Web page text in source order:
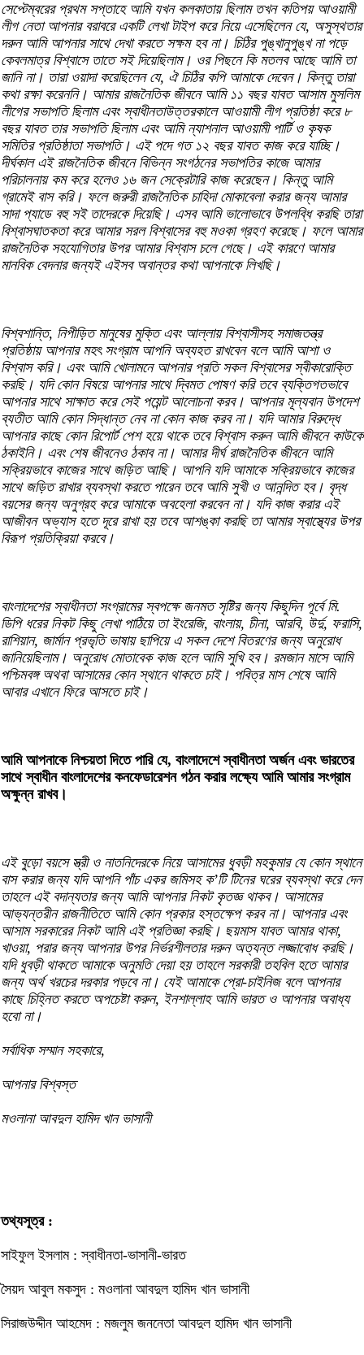
সেপ্টেম্বরের প্রথম সপ্তাহে আমি যখন কলকাতায় ছিলাম তখন কতিপয় আওয়ামী
লীগ নেতা আপনার বরাবরে একটি লেখা টাইপ করে নিয়ে এসেছিলেন যে, অসুস্থতার
দরুন আমি আপনার সাথে দেখা করতে সক্ষম হব না। চিঠির পুঙ্খানুপুঙ্খ না পড়ে
কেবলমাত্র বিশ্বাসে তাতে সই দিয়েছিলাম। ওর পিছনে কি মতলব আছে আমি তা
জানি না। তারা ওয়াদা করেছিলেন যে, ঐ চিঠির কপি আমাকে দেবেন। কিন্তু তারা
কথা রক্ষা করেননি। আমার রাজনৈতিক জীবনে আমি ১১ বছর যাবত আসাম মুসলিম
লীগের সভাপতি ছিলাম এবং স্বাধীনতাউত্তরকালে আওয়ামী লীগ প্রতিষ্ঠা করে ৮
বছর যাবত তার সভাপতি ছিলাম এবং আমি ন্যাশনাল আওয়ামী পার্টি ও কৃষক
সমিতির প্রতিষ্ঠাতা সভাপতি। এই পদে গত ১২ বছর যাবত কাজ করে যাচ্ছি।
দীর্ঘকাল এই রাজনৈতিক জীবনে বিভিন্ন সংগঠনের সভাপতির কাজে আমার
পরিচালনায় কম করে হলেও ১৬ জন সেক্রেটারি কাজ করেছেন। কিন্তু আমি
গ্রামেই বাস করি। ফলে জরুরী রাজনৈতিক চাহিদা মোকাবেলা করার জন্য আমার
সাদা প্যাডে বহু সই তাদেরকে দিয়েছি। এসব আমি ভালোভাবে উপলব্ধি করছি তারা
বিশ্বাসঘাতকতা করে আমার সরল বিশ্বাসের বহু মওকা গ্রহণ করেছে। ফলে আমার
রাজনৈতিক সহযোগিতার উপর আমার বিশ্বাস চলে গেছে। এই কারণে আমার
মানবিক বেদনার জন্যই এইসব অবান্তর কথা আপনাকে লিখছি।
বিশ্বশান্তি, নিপীড়িত মানুষের মুক্তি এবং আল্লায় বিশ্বাসীসহ সমাজতন্ত্র
প্রতিষ্ঠায় আপনার মহৎ সংগ্রাম আপনি অব্যহত রাখবেন বলে আমি আশা ও
বিশ্বাস করি। এবং আমি খোলামনে আপনার প্রতি সকল বিশ্বাসের স্বীকারোক্তি
করছি। যদি কোন বিষয়ে আপনার সাথে দ্বিমত পোষণ করি তবে ব্যক্তিগতভাবে
আপনার সাথে সাক্ষাত করে সেই পয়েন্ট আলোচনা করব। আপনার মূল্যবান উপদেশ
ব্যতীত আমি কোন সিদ্ধান্ত নেব না কোন কাজ করব না। যদি আমার বিরুদ্ধে
আপনার কাছে কোন রিপোর্ট পেশ হয়ে থাকে তবে বিশ্বাস করুন আমি জীবনে কাউকে
ঠকাইনি। এবং শেষ জীবনেও ঠকাব না। আমার দীর্ঘ রাজনৈতিক জীবনে আমি
সক্রিয়ভাবে কাজের সাথে জড়িত আছি। আপনি যদি আমাকে সক্রিয়ভাবে কাজের
সাথে জড়িত রাখার ব্যবস্থা করতে পারেন তবে আমি সুখী ও আনন্দিত হব। বৃদ্ধ
বয়সের জন্য অনুগ্রহ করে আমাকে অবহেলা করবেন না। যদি কাজ করার এই
আজীবন অভ্যাস হতে দূরে রাখা হয় তবে আশঙ্কা করছি তা আমার স্বাস্থ্যের উপর
বিরূপ প্রতিক্রিয়া করবে।
বাংলাদেশের স্বাধীনতা সংগ্রামের স্বপক্ষে জনমত সৃষ্টির জন্য কিছুদিন পূর্বে মি.
ডিপি ধরের নিকট কিছু লেখা পাঠিয়ে তা ইংরেজি, বাংলায়, চীনা, আরবি, উর্দু, ফরাসি,
রাশিয়ান, জার্মান প্রভৃতি ভাষায় ছাপিয়ে এ সকল দেশে বিতরণের জন্য অনুরোধ
জানিয়েছিলাম। অনুরোধ মোতাবেক কাজ হলে আমি সুখি হব। রমজান মাসে আমি
পশ্চিমবঙ্গ অথবা আসামের কোন স্থানে থাকতে চাই। পবিত্র মাস শেষে আমি
আবার এখানে ফিরে আসতে চাই।
আমি আপনাকে নিশ্চয়তা দিতে পারি যে, বাংলাদেশে স্বাধীনতা অর্জন এবং ভারতের
সাথে স্বাধীন বাংলাদেশের কনফেডারেশন গঠন করার লক্ষ্যে আমি আমার সংগ্রাম
অক্ষুন্ন রাখব।
এই বুড়ো বয়সে স্ত্রী ও নাতনিদেরকে নিয়ে আসামের ধুবড়ী মহকুমার যে কোন স্থানে
বাস করার জন্য যদি আপনি পাঁচ একর জমিসহ ক’টি টিনের ঘরের ব্যবস্থা করে দেন
তাহলে এই বদান্যতার জন্য আমি আপনার নিকট কৃতজ্ঞ থাকব। আসামের
আভ্যন্তরীন রাজনীতিতে আমি কোন প্রকার হস্তক্ষেপ করব না। আপনার এবং
আসাম সরকারের নিকট আমি এই প্রতিজ্ঞা করছি। ছয়মাস যাবত আমার থাকা,
খাওয়া, পরার জন্য আপনার উপর নির্ভরশীলতার দরুন অত্যন্ত লজ্জাবোধ করছি।
যদি ধুবড়ী থাকতে আমাকে অনুমতি দেয়া হয় তাহলে সরকারী তহবিল হতে আমার
জন্য অর্থ খরচের দরকার পড়বে না। যেই আমাকে প্রো-চাইনিজ বলে আপনার
কাছে চিহ্নিত করতে অপচেষ্টা করুন, ইনশাল্লাহ আমি ভারত ও আপনার অবাধ্য
হবো না।
সর্বাধিক সম্মান সহকারে,
আপনার বিশ্বস্ত
মওলানা আবদুল হামিদ খান ভাসানী
তথ্যসূত্র :
সাইফুল ইসলাম : স্বাধীনতা-ভাসানী-ভারত
সৈয়দ আবুল মকসুদ : মওলানা আবদুল হামিদ খান ভাসানী
সিরাজউদ্দীন আহমেদ : মজলুম জননেতা আবদুল হামিদ খান ভাসানী